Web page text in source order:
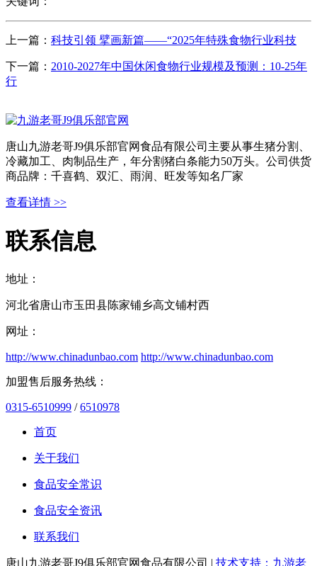
上一篇： 科技引领 擘画新篇——“2025年特殊食物行业科技
下一篇： 2010-2027年中国休闲食物行业规模及预测：10-25年
行
唐山九游老哥J9俱乐部官网食品有限公司主要从事生猪分割、
冷藏加工、肉制品生产，年分割猪白条能力50万头。公司供货
商品牌：千喜鹤、双汇、雨润、旺发等知名厂家
查看详情 >>
联系信息
地址：
河北省唐山市玉田县陈家铺乡高文铺村西
网址：
http://www.chinadunbao.com http://www.chinadunbao.com
加盟售后服务热线：
0315-6510999 /6510978
首页
关于我们
食品安全常识
食品安全资讯
联系我们
唐山九游老哥J9俱乐部官网食品有限公司 | 技术支持：九游老